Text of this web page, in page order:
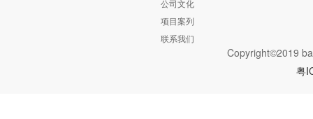
公司文化
项目案列
联系我们
Copyright©2019
粤